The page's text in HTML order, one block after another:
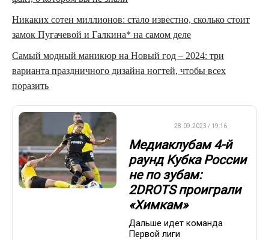
Никаких сотен миллионов: стало известно, сколько стоит
замок Пугачевой и Галкина* на самом деле
Самый модный маникюр на Новый год – 2024: три
варианта праздничного дизайна ногтей, чтобы всех
поразить
28.09.2023 / 19:16
Медиаклубам 4-й
раунд Кубка России
не по зубам:
2DROTS проиграли
«Химкам»
Дальше идет команда
Первой лиги